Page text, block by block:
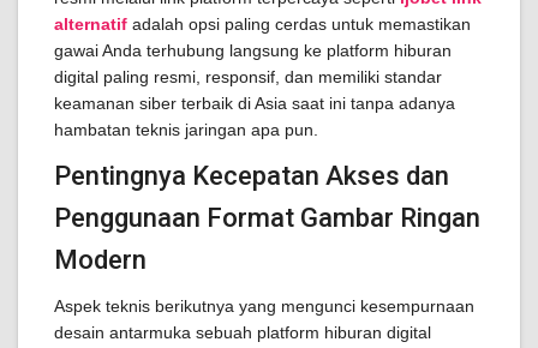
alternatif adalah opsi paling cerdas untuk memastikan
gawai Anda terhubung langsung ke platform hiburan
digital paling resmi, responsif, dan memiliki standar
keamanan siber terbaik di Asia saat ini tanpa adanya
hambatan teknis jaringan apa pun.
Pentingnya Kecepatan Akses dan
Penggunaan Format Gambar Ringan
Modern
Aspek teknis berikutnya yang mengunci kesempurnaan
desain antarmuka sebuah platform hiburan digital